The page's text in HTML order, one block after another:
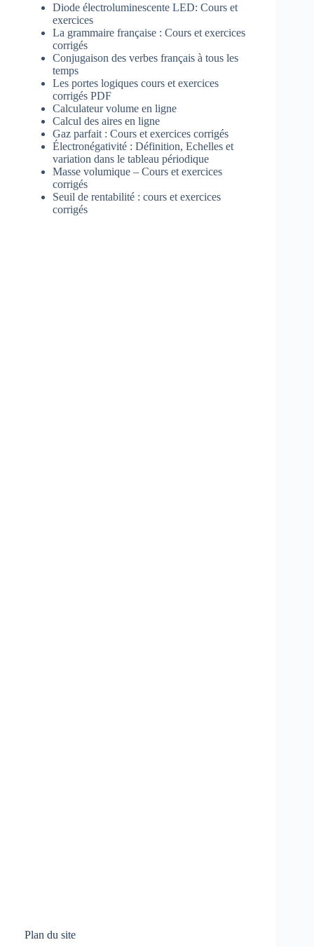
Diode électroluminescente LED: Cours et
exercices
La grammaire française : Cours et exercices
corrigés
Conjugaison des verbes français à tous les
temps
Les portes logiques cours et exercices
corrigés PDF
Calculateur volume en ligne
Calcul des aires en ligne
Gaz parfait : Cours et exercices corrigés
Électronégativité : Définition, Echelles et
variation dans le tableau périodique
Masse volumique – Cours et exercices
corrigés
Seuil de rentabilité : cours et exercices
corrigés
Plan du site